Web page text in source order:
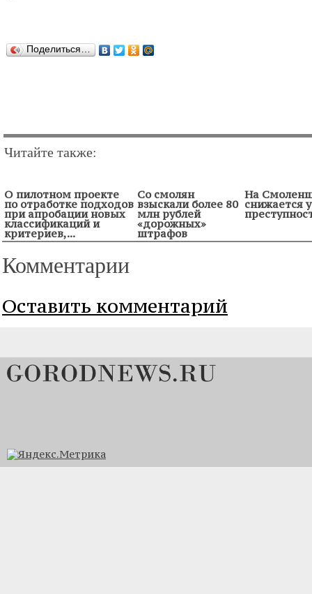
Поделиться…
Читайте также:
О пилотном проекте
по отработке подходов
при апробации новых
классификаций и
критериев,...
Со смолян
взыскали более 80
млн рублей
«дорожных»
штрафов
На
снижается
Комментарии
Оставить комментарий